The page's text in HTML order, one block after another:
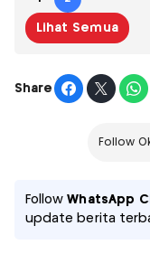
Lihat Semua
Share
Follow
FollowWhatsApp
update berita